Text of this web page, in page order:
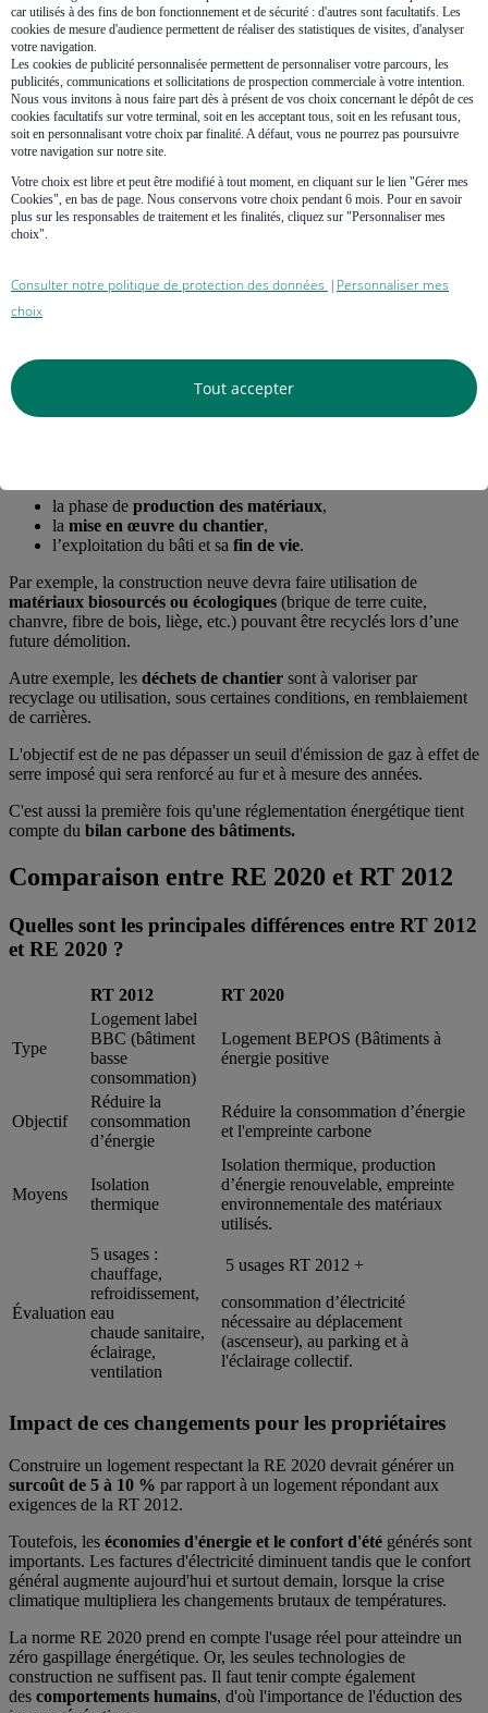
Être une construction positive implique :
uneconsommation de chauffage
inférieure à 12 kWh ep/m2
par an (kilowattheure d'énergie primaire par mètre carré et par
an) ;
uneconsommation totale d’énergieinférieure à 100 kwh
/m2 par an (comprenant l'eau chaude sanitaire, l'éclairage,
etc.) ;
une
capacité de production d'énergietelle que le bilan
énergétique soit positif sur les 5 usages (chauffage, luminaire,
eau chaude, climatisation, auxiliaires) grâce à des panneaux
L'intégration du bilan carbone dans la RT
2020
Le point de bascule d'une règlementation thermique à une
règlementation environnementale est la prise en compte du bilan
carbone et du cycle de vie complet du bâti.
la phase de production des matériaux,
la mise en œuvre du chantier,
l’exploitation du bâti et sa fin de vie.
Par exemple, la construction neuve devra faire utilisation de
matériaux biosourcés ou écologiques (brique de terre cuite,
chanvre, fibre de bois, liège, etc.) pouvant être recyclés lors d’une
future démolition.
Autre exemple, les déchets de chantier sont à valoriser par
recyclage ou utilisation, sous certaines conditions, en remblaiement
de carrières.
L'objectif est de ne pas dépasser un seuil d'émission de gaz à effet de
serre imposé qui sera renforcé au fur et à mesure des années.
C'est aussi la première fois qu'une réglementation énergétique tient
compte du bilan carbone des bâtiments.
Comparaison entre RE 2020 et RT 2012
Quelles sont les principales différences entre RT 2012
et RE 2020 ?
RT 2012 RT 2020
Type
Logement label
BBC (bâtiment
basse
consommation)
Logement BEPOS (Bâtiments à
énergie positive
Objectif
Réduire la
consommation
d’énergie
Réduire la consommation d’énergie
et l'empreinte carbone
Moyens
Isolation
thermique
Isolation thermique, production
d’énergie renouvelable, empreinte
environnementale des matériaux
utilisés.
Évaluation
5 usages :
chauffage,
refroidissement,
eau
chaude sanitaire,
éclairage,
ventilation
5 usages RT 2012 +
consommation d’électricité
nécessaire au déplacement
(ascenseur), au parking et à
l'éclairage collectif.
Impact de ces changements pour les propriétaires
Construire un logement respectant la RE 2020 devrait générer un
surcoût de 5 à 10 % par rapport à un logement répondant aux
exigences de la RT 2012.
Toutefois, les économies d'énergie et le confort d'été générés sont
importants. Les factures d'électricité diminuent tandis que le confort
général augmente aujourd'hui et surtout demain, lorsque la crise
climatique multipliera les changements brutaux de températures.
La norme RE 2020 prend en compte l'usage réel pour atteindre un
zéro gaspillage énergétique. Or, les seules technologies de
construction ne suffisent pas. Il faut tenir compte également
des comportements humains, d'où l'importance de l'éduction des
car utilisés à des fins de bon fonctionnement et de sécurité : d'autres sont facultatifs. Les
cookies de mesure d'audience permettent de réaliser des statistiques de visites, d'analyser
votre navigation.
Les cookies de publicité personnalisée permettent de personnaliser votre parcours, les
publicités, communications et sollicitations de prospection commerciale à votre intention.
Nous vous invitons à nous faire part dès à présent de vos choix concernant le dépôt de ces
cookies facultatifs sur votre terminal, soit en les acceptant tous, soit en les refusant tous,
soit en personnalisant votre choix par finalité. A défaut, vous ne pourrez pas poursuivre
votre navigation sur notre site.
Votre choix est libre et peut être modifié à tout moment, en cliquant sur le lien "Gérer mes
Cookies", en bas de page. Nous conservons votre choix pendant 6 mois. Pour en savoir
plus sur les responsables de traitement et les finalités, cliquez sur "Personnaliser mes
choix".
Consulter notre politique de protection des données
Personnaliser mes
choix
Tout accepter